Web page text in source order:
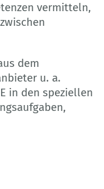
vermitteln,
dem
u. a.
in den speziellen